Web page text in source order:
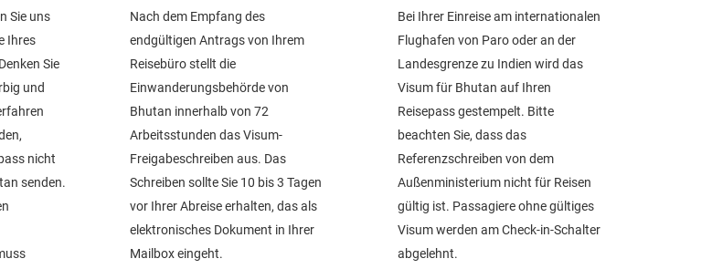
Sie uns
Ihres
Sie
und
nicht
senden.
Nach dem Empfang des
endgültigen Antrags von Ihrem
Reisebüro stellt die
Einwanderungsbehörde von
Bhutan innerhalb von 72
Arbeitsstunden das Visum-
Freigabeschreiben aus. Das
Schreiben sollte Sie 10 bis 3 Tagen
vor Ihrer Abreise erhalten, das als
elektronisches Dokument in Ihrer
Mailbox eingeht.
Bei Ihrer Einreise am internationalen
Flughafen von Paro oder an der
Landesgrenze zu Indien wird das
Visum für Bhutan auf Ihren
Reisepass gestempelt. Bitte
beachten Sie, dass das
Referenzschreiben von dem
Außenministerium nicht für Reisen
gültig ist. Passagiere ohne gültiges
Visum werden am Check-in-Schalter
abgelehnt.